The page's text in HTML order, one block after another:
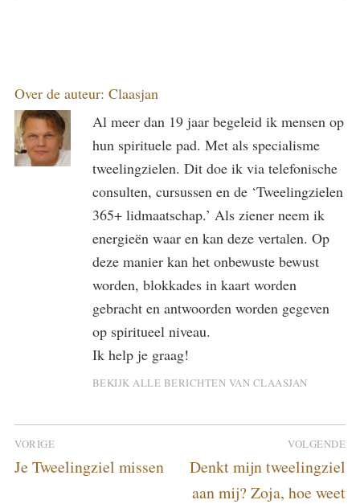
Over de auteur: Claasjan
Al meer dan 19 jaar begeleid ik mensen op
hun spirituele pad. Met als specialisme
tweelingzielen. Dit doe ik via telefonische
consulten, cursussen en de ‘Tweelingzielen
365+ lidmaatschap.’ Als ziener neem ik
energieën waar en kan deze vertalen. Op
deze manier kan het onbewuste bewust
worden, blokkades in kaart worden
gebracht en antwoorden worden gegeven
op spiritueel niveau.
Ik help je graag!
BEKIJK ALLE BERICHTEN VAN CLAASJAN
navigatie
VORIGE
Vorig
Je Tweelingziel missen
VOLGENDE
Volgend
bericht:
Denkt mijn tweelingziel
aan mij? Zoja, hoe weet